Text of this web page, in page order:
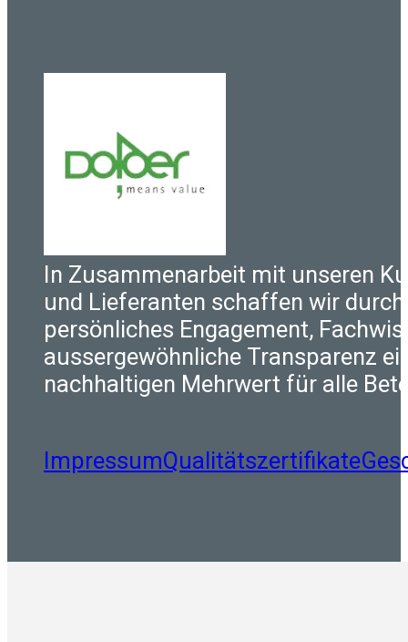
In Zusammenarbeit mit unseren
und Lieferanten schaffen wir durch
persönliches Engagement,
aussergewöhnliche Transparenz
nachhaltigen Mehrwert für alle
ImpressumQualitätszertifikate